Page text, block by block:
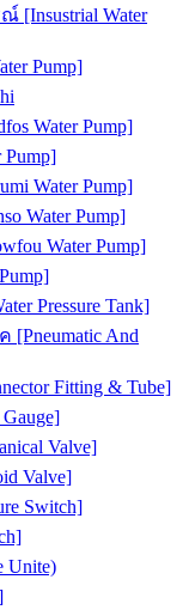
Water
Pump]
Water Pump]
Water Pump]
Water Pump]
Water Pump]
Pressure Tank]
And
Fitting & Tube]
Valve]
Valve]
Switch]
Unite)